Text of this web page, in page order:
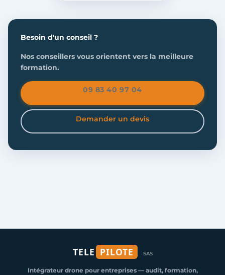
Besoin d'un conseil ?
Nos conseillers vous orientent vers la meilleure
formation.
09 83 40 97 04
Demander un devis
TELE PILOTE SAS
Intégrateur drone pour entreprises — audit, formation,